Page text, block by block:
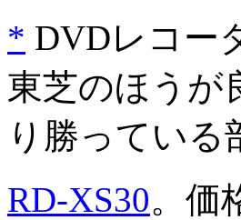
* DVDレコー
東芝のほうが
り勝っている
RD-XS30。価